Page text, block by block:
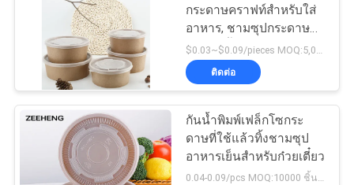
ที่เขี่ยบุหรี่กระดาษ
แบบใช้แล้วทิ้ง
กระดาษคราฟท์สำหรับใส่
อาหาร, ชามซุปกระดาษที่
ใช้แล้วทิ้ง
ติดต่อ
กันน้ำพิมพ์เฟล็กโซกระ
ดาษที่ใช้แล้วทิ้งชามซุป
อาหารเย็นสำหรับก๋วยเตี๋ยว
0.04-0.09/pcs MOQ:10000 ชิ้นต่อขนาด